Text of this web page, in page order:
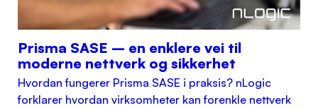
Prisma SASE – en enklere vei til
moderne nettverk og sikkerhet
Hvordan fungerer Prisma SASE i praksis? nLogic
forklarer hvordan virksomheter kan forenkle nettverk